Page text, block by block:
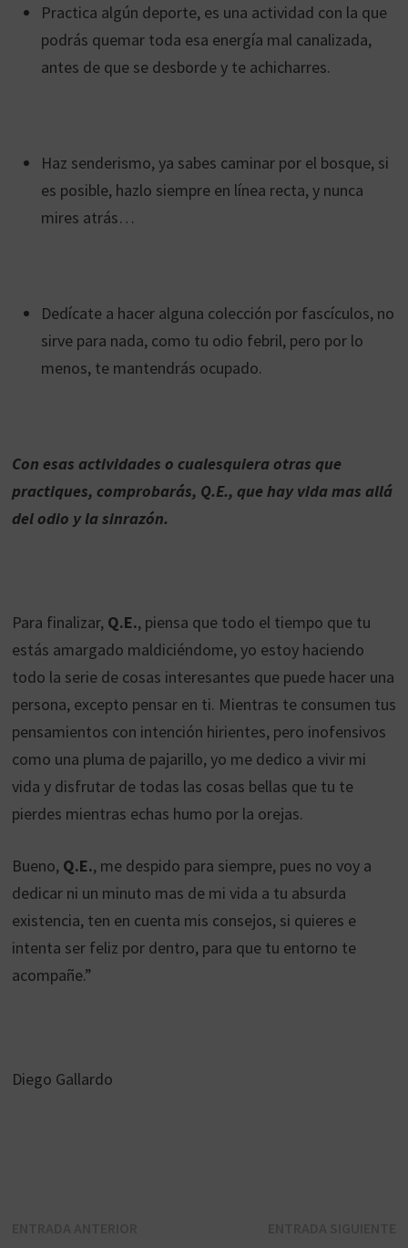
Practica algún deporte, es una actividad con la que
podrás quemar toda esa energía mal canalizada,
antes de que se desborde y te achicharres.
Haz senderismo, ya sabes caminar por el bosque, si
es posible, hazlo siempre en línea recta, y nunca
mires atrás…
Dedícate a hacer alguna colección por fascículos, no
sirve para nada, como tu odio febril, pero por lo
menos, te mantendrás ocupado.
Con esas actividades o cualesquiera otras que
practiques, comprobarás, Q.E., que hay vida mas allá
del odio y la sinrazón.
Para finalizar, Q.E., piensa que todo el tiempo que tu
estás amargado maldiciéndome, yo estoy haciendo
todo la serie de cosas interesantes que puede hacer una
persona, excepto pensar en ti. Mientras te consumen tus
pensamientos con intención hirientes, pero inofensivos
como una pluma de pajarillo, yo me dedico a vivir mi
vida y disfrutar de todas las cosas bellas que tu te
pierdes mientras echas humo por la orejas.
Bueno, Q.E., me despido para siempre, pues no voy a
dedicar ni un minuto mas de mi vida a tu absurda
existencia, ten en cuenta mis consejos, si quieres e
intenta ser feliz por dentro, para que tu entorno te
acompañe.”
Diego Gallardo